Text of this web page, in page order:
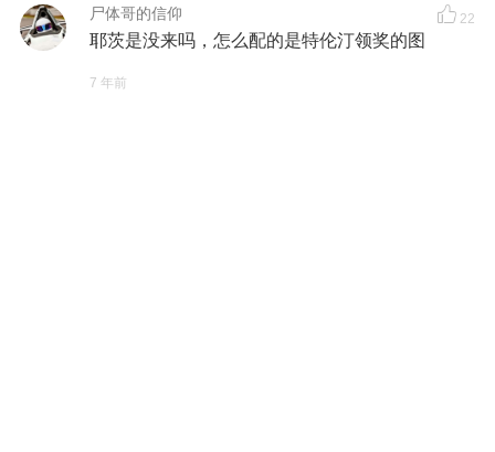
尸体哥的信仰 22
耶茨是没来吗，怎么配的是特伦汀领奖的图
7 年前